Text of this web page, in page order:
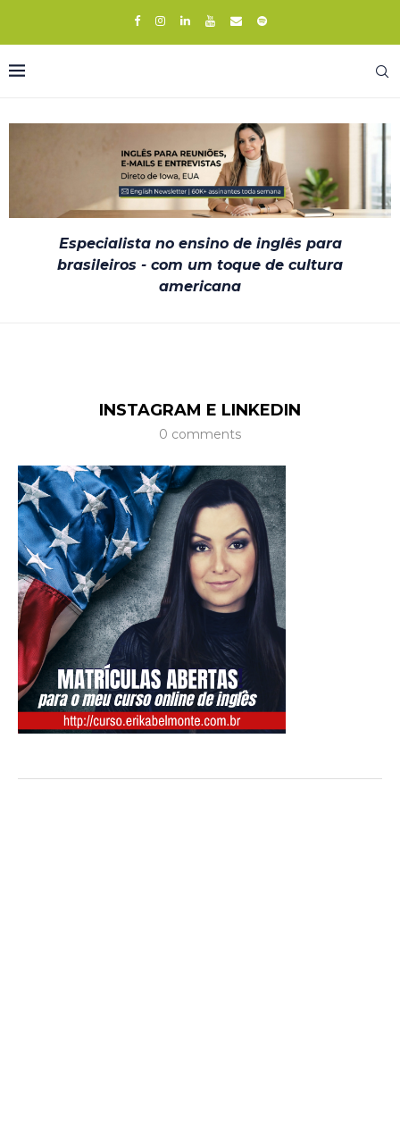
Especialista no ensino de inglês para
brasileiros - com um toque de cultura
americana
INSTAGRAM E LINKEDIN
0 comments